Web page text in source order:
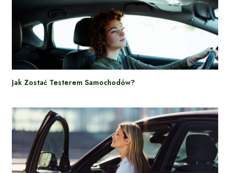
Jak Zostać Testerem Samochodów?